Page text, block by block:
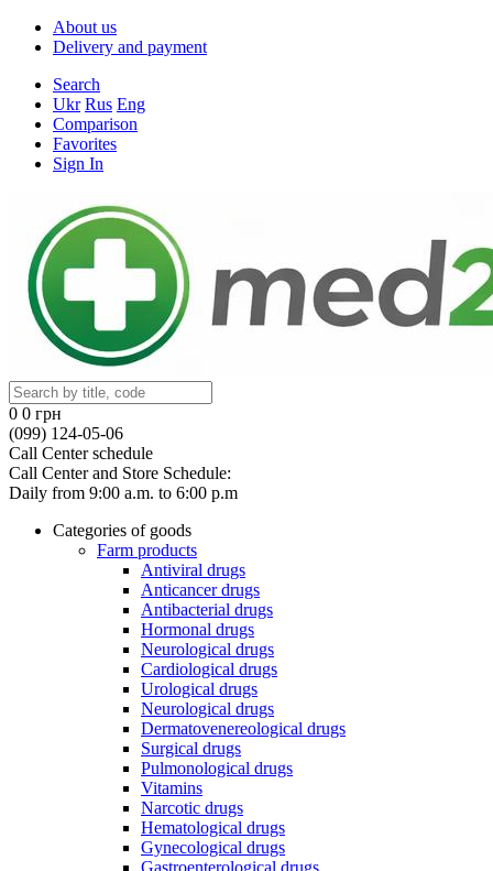
About us
Delivery and payment
Search
Ukr Rus Eng
Comparison
Favorites
Sign In
0 0 грн
(099) 124-05-06
Call Center schedule
Call Center and Store Schedule:
Daily from 9:00 a.m. to 6:00 p.m
Categories of goods
Farm products
Antiviral drugs
Anticancer drugs
Antibacterial drugs
Hormonal drugs
Neurological drugs
Cardiological drugs
Urological drugs
Neurological drugs
Dermatovenereological drugs
Surgical drugs
Pulmonological drugs
Vitamins
Narcotic drugs
Hematological drugs
Gynecological drugs
Gastroenterological drugs